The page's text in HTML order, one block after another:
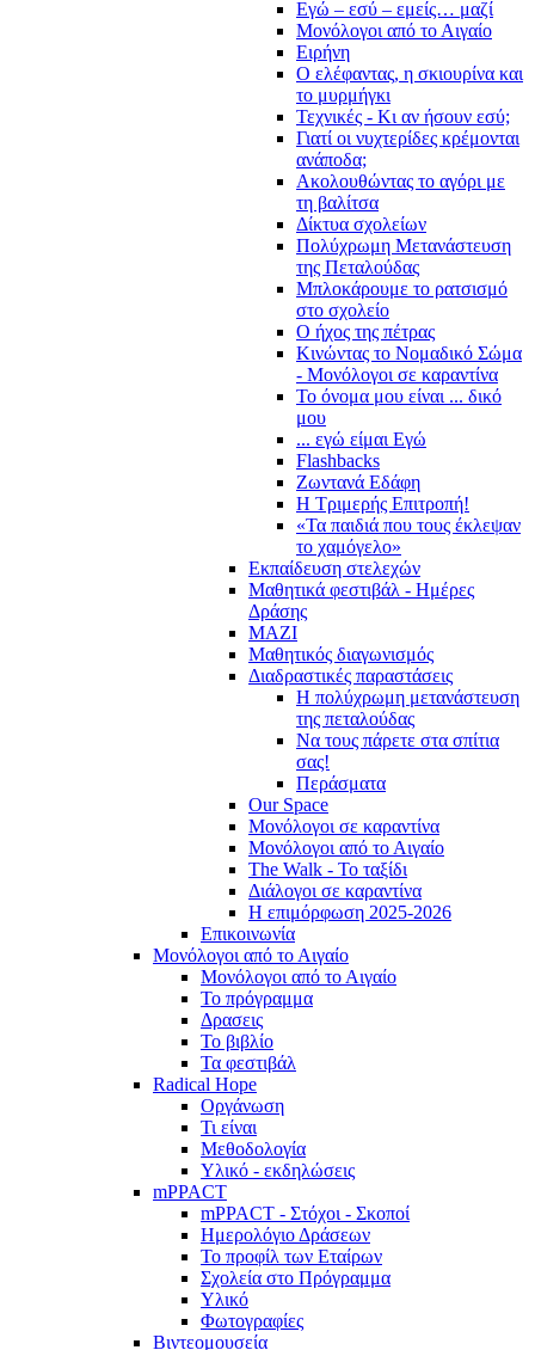
Εγώ – εσύ – εμείς… μαζί
Μονόλογοι από το Αιγαίο
Ειρήνη
Ο ελέφαντας, η σκιουρίνα και
το μυρμήγκι
Τεχνικές - Κι αν ήσουν εσύ;
Γιατί οι νυχτερίδες κρέμονται
ανάποδα;
Ακολουθώντας το αγόρι με
τη βαλίτσα
Δίκτυα σχολείων
Πολύχρωμη Μετανάστευση
της Πεταλούδας
Μπλοκάρουμε το ρατσισμό
στο σχολείο
Ο ήχος της πέτρας
Κινώντας το Νομαδικό Σώμα
- Μονόλογοι σε καραντίνα
Το όνομα μου είναι ... δικό
μου
... εγώ είμαι Εγώ
Flashbacks
Ζωντανά Εδάφη
Η Τριμερής Επιτροπή!
«Τα παιδιά που τους έκλεψαν
το χαμόγελο»
Εκπαίδευση στελεχών
Μαθητικά φεστιβάλ - Ημέρες
Δράσης
ΜΑΖΙ
Μαθητικός διαγωνισμός
Διαδραστικές παραστάσεις
Η πολύχρωμη μετανάστευση
της πεταλούδας
Να τους πάρετε στα σπίτια
σας!
Περάσματα
Our Space
Μονόλογοι σε καραντίνα
Μονόλογοι από το Αιγαίο
The Walk - Το ταξίδι
Διάλογοι σε καραντίνα
Η επιμόρφωση 2025-2026
Επικοινωνία
Μονόλογοι από το Αιγαίο
Μονόλογοι από το Αιγαίο
Το πρόγραμμα
Δρασεις
Το βιβλίο
Τα φεστιβάλ
Radical Hope
Οργάνωση
Τι είναι
Μεθοδολογία
Υλικό - εκδηλώσεις
mPPACT
mPPACT - Στόχοι - Σκοποί
Ημερολόγιο Δράσεων
Το προφίλ των Εταίρων
Σχολεία στο Πρόγραμμα
Υλικό
Φωτογραφίες
Βιντεομουσεία